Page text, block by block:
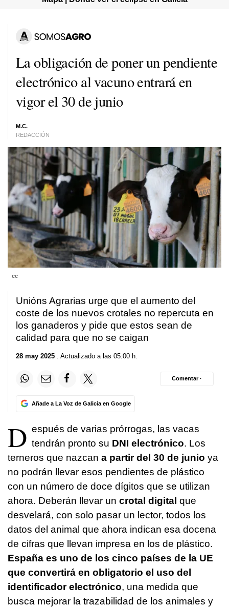
La obligación de poner un pendiente
electrónico al vacuno entrará en
vigor el 30 de junio
M.C.
REDACCIÓN
cc
Unións Agrarias urge que el aumento del
coste de los nuevos crotales no repercuta en
los ganaderos y pide que estos sean de
calidad para que no se caigan
28 may 2025 . Actualizado a las 05:00 h.
Añade a La Voz de Galicia en Google
Comentar ·
D espués de varias prórrogas, las vacas
tendrán pronto su DNI electrónico. Los
terneros que nazcan a partir del 30 de junio ya
no podrán llevar esos pendientes de plástico
con un número de doce dígitos que se utilizan
ahora. Deberán llevar un crotal digital que
desvelará, con solo pasar un lector, todos los
datos del animal que ahora indican esa docena
de cifras que llevan impresa en los de plástico.
España es uno de los cinco países de la UE
que convertirá en obligatorio el uso del
identificador electrónico, una medida que
busca mejorar la trazabilidad de los animales y